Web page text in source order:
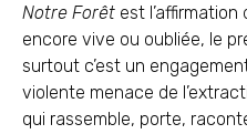
Notre Forêt est l’affirmation
encore vive ou oubliée, le
surtout c’est un
violente menace de
qui rassemble, porte,